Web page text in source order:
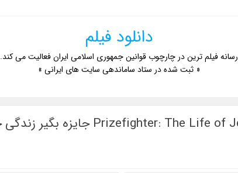
دانلود فیلم
رسانه فیلم ترین در چارچوب قوانین جمهوری اسلامی ایران فعالیت می کند.
« ثبت شده در ستاد ساماندهی سایت های ایرانی »